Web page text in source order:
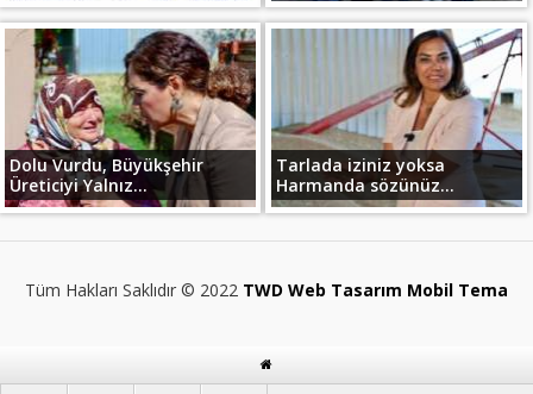
Dolu Vurdu, Büyükşehir
Üreticiyi Yalnız...
Tarlada iziniz yoksa
Harmanda sözünüz...
Tüm Hakları Saklıdır © 2022 TWD Web Tasarım Mobil Tema